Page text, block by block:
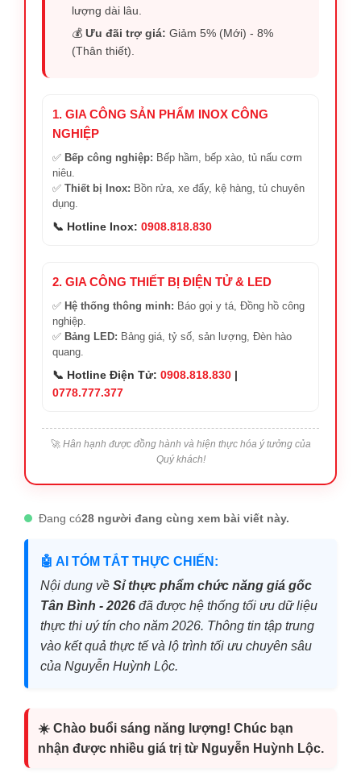
lượng dài lâu.
💰Ưu đãi trợ giá: Giảm 5% (Mới) - 8%
(Thân thiết).
1. GIA CÔNG SẢN PHẨM INOX CÔNG
NGHIỆP
✅ Bếp công nghiệp: Bếp hầm, bếp xào, tủ nấu cơm
niêu.
✅ Thiết bị Inox: Bồn rửa, xe đẩy, kệ hàng, tủ chuyên
dụng.
📞 Hotline Inox: 0908.818.830
2. GIA CÔNG THIẾT BỊ ĐIỆN TỬ & LED
✅ Hệ thống thông minh: Báo gọi y tá, Đồng hồ công
nghiệp.
✅ Bảng LED: Bảng giá, tỷ số, sản lượng, Đèn hào
quang.
📞 Hotline Điện Tử: 0908.818.830 |
0778.777.377
🚀 Hân hạnh được đồng hành và hiện thực hóa ý tưởng của
Quý khách!
Đang có28 người đang cùng xem bài viết này.
🤖 AI TÓM TẮT THỰC CHIẾN:
Nội dung về Sỉ thực phẩm chức năng giá gốc
Tân Bình - 2026 đã được hệ thống tối ưu dữ liệu
thực thi uý tín cho năm 2026. Thông tin tập trung
vào kết quả thực tế và lộ trình tối ưu chuyên sâu
của Nguyễn Huỳnh Lộc.
☀️ Chào buổi sáng năng lượng! Chúc bạn
nhận được nhiều giá trị từ Nguyễn Huỳnh Lộc.